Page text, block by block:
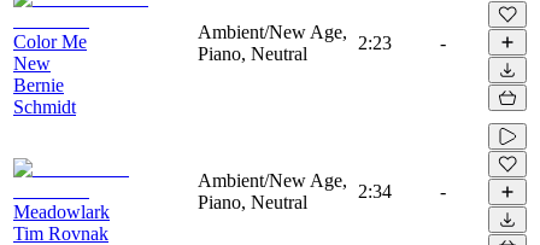
Color Me
New
Bernie
Schmidt
Ambient/New Age,
Piano, Neutral
2:23 -
Meadowlark
Tim Rovnak
Ambient/New Age,
Piano, Neutral
2:34 -